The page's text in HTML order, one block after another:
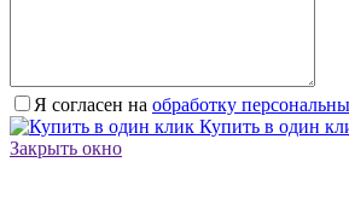
Я согласен на обработку
Купить в один
Закрыть окно